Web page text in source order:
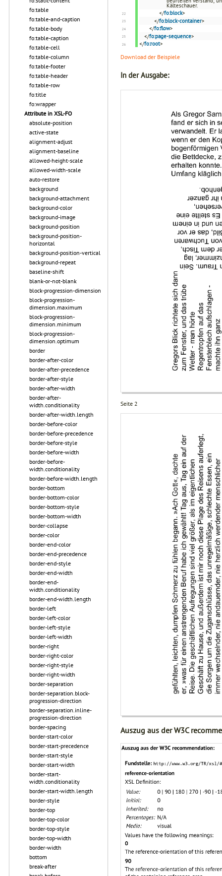
fo:table
fo:table-and-caption
fo:table-body
fo:table-caption
fo:table-cell
fo:table-column
fo:table-footer
fo:table-header
fo:table-row
fo:title
fo:wrapper
Attribute in XSL-FO
absolute-position
active-state
alignment-adjust
alignment-baseline
allowed-height-scale
allowed-width-scale
auto-restore
background
background-attachment
background-color
background-image
background-position
background-position-
horizontal
background-position-vertical
background-repeat
baseline-shift
blank-or-not-blank
block-progression-dimension
block-progression-
dimension.maximum
block-progression-
dimension.minimum
block-progression-
dimension.optimum
border
border-after-color
border-after-precedence
border-after-style
border-after-width
border-after-
width.conditionality
border-after-width.length
border-before-color
border-before-precedence
border-before-style
border-before-width
border-before-
width.conditionality
border-before-width.length
border-bottom
border-bottom-color
border-bottom-style
border-bottom-width
border-collapse
border-color
border-end-color
border-end-precedence
border-end-style
border-end-width
border-end-
width.conditionality
border-end-width.length
border-left
border-left-color
border-left-style
border-left-width
border-right
border-right-color
border-right-style
border-right-width
border-separation
border-separation.block-
progression-direction
border-separation.inline-
progression-direction
border-spacing
border-start-color
border-start-precedence
border-start-style
border-start-width
border-start-
width.conditionality
border-start-width.length
border-style
border-top
border-top-color
border-top-style
border-top-width
border-width
bottom
break-after
Kälteschauer.
</fo:block>
</fo:block-container>
</fo:flow>
</fo:page-sequence>
</fo:root>
Download der Beispiele
In der Ausgabe:
Seite 2
Auszug aus der W3C